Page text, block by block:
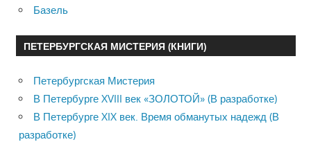
Базель
ПЕТЕРБУРГСКАЯ МИСТЕРИЯ (КНИГИ)
Петербургская Мистерия
В Петербурге XVIII век «ЗОЛОТОЙ» (В разработке)
В Петербурге XIX век. Время обманутых надежд (В
разработке)